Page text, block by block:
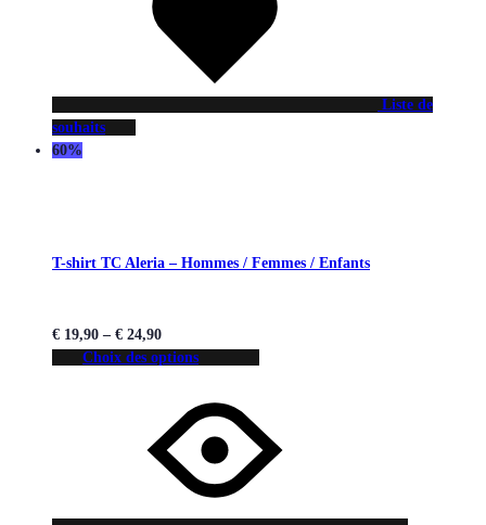
Liste de
souhaits
60%
T-shirt TC Aleria – Hommes / Femmes / Enfants
€ 19,90 – € 24,90
Choix des options